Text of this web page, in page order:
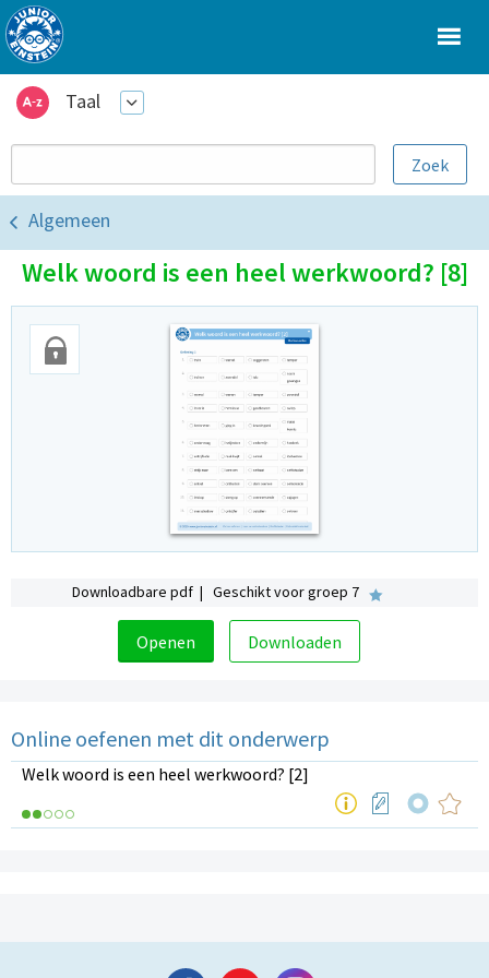
Taal
Algemeen
Welk woord is een heel werkwoord? [8]
Downloadbare pdf | Geschikt voor groep 7
Openen Downloaden
Online oefenen met dit onderwerp
Welk woord is een heel werkwoord? [2]